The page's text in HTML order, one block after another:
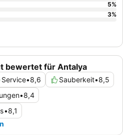
bewertet für Antalya
Service•8,6 Sauberkeit•8,5
•8,4
•8,1
5%
3%